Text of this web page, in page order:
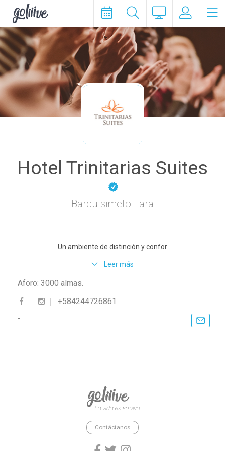
goliiive
Hotel Trinitarias Suites
Barquisimeto Lara
Un ambiente de distinción y confor
Leer más
Aforo: 3000 almas.
+584244726861
-
goliiive - La vida es en vivo.
Contáctanos